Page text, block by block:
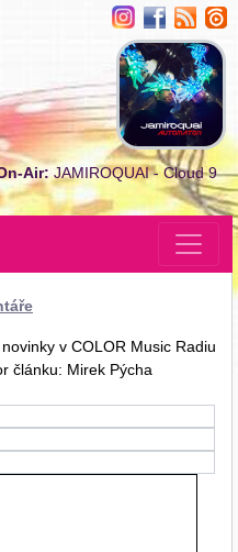
Air:JAMIROQUAI - Cloud 9
v COLOR Music Radiu
článku: Mirek Pýcha